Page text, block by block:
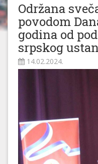
Održana
povodom
godina od
srpskog
14.02.2024.